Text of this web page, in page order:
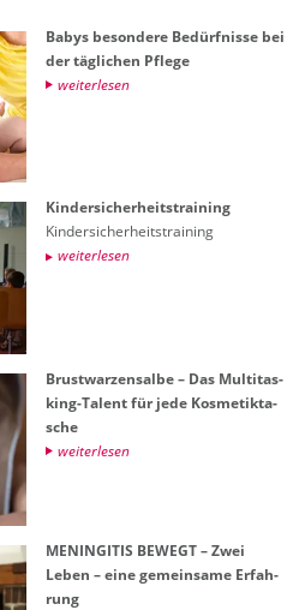
Babys be­son­de­re Be­dürf­nis­se bei
der täg­li­chen Pfle­ge
wei­ter­le­sen
Kin­der­si­cher­heits­trai­ning
Kin­der­si­cher­heits­trai­ning
wei­ter­le­sen
Brust­war­zen­sal­be – Das Mul­ti­tas­
king-Ta­lent für jede Kos­me­tik­ta­
sche
wei­ter­le­sen
ME­NIN­GI­TIS BE­WEGT – Zwei
Leben – eine ge­mein­sa­me Er­fah­
rung